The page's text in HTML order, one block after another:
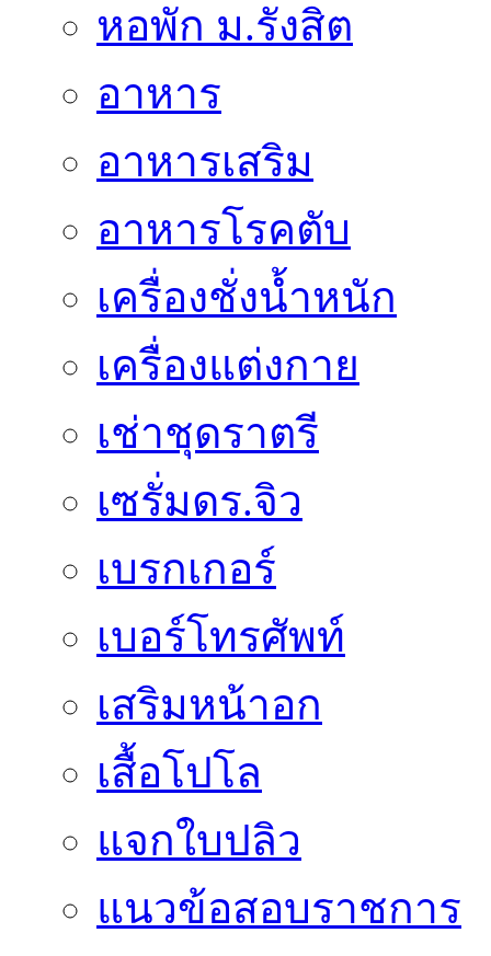
หอพัก ม.รังสิต
อาหาร
อาหารเสริม
อาหารโรคตับ
เครื่องชั่งน้ำหนัก
เครื่องแต่งกาย
เช่าชุดราตรี
เซรั่มดร.จิว
เบรกเกอร์
เบอร์โทรศัพท์
เสริมหน้าอก
เสื้อโปโล
แจกใบปลิว
แนวข้อสอบราชการ